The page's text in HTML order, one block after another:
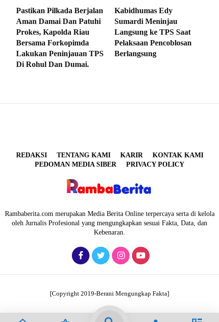
Pastikan Pilkada Berjalan
Aman Damai Dan Patuhi
Prokes, Kapolda Riau
Bersama Forkopimda
Lakukan Peninjauan TPS
Di Rohul Dan Dumai.
Kabidhumas Edy
Sumardi Meninjau
Langsung ke TPS Saat
Pelaksaan Pencoblosan
Berlangsung
REDAKSI TENTANG KAMI KARIR
KONTAK KAMI
PEDOMAN MEDIA SIBER
PRIVACY POLICY
Rambaberita.com merupakan Media Berita Online terpercaya serta di kelola
oleh Jurnalis Profesional yang mengungkapkan sesuai Fakta, Data, dan
Kebenaran.
[Copyright 2019-Berani Mengungkap Fakta]